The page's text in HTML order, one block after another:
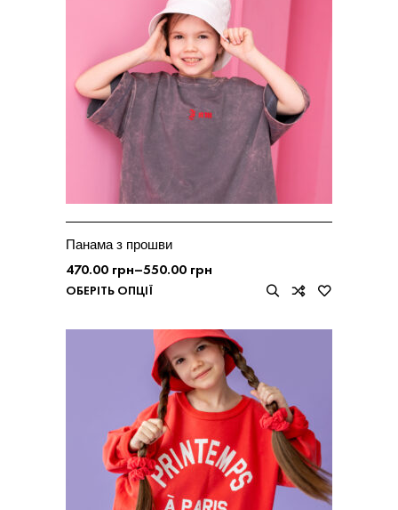
Панама з прошви
470.00 грн–550.00 грн
ОБЕРІТЬ ОПЦІЇ